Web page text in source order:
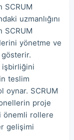
uzmanlığını
SCRUM
yönetme ve
işbirliğini
teslim
oynar. SCRUM
proje
önemli rollere
gelişimi